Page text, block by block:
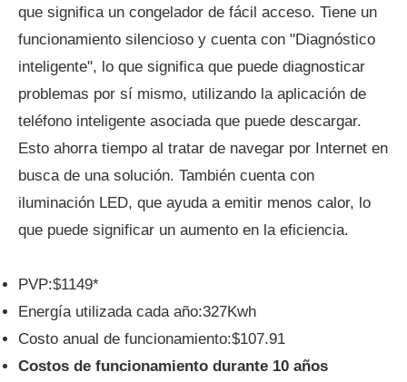
que significa un congelador de fácil acceso. Tiene un
funcionamiento silencioso y cuenta con "Diagnóstico
inteligente", lo que significa que puede diagnosticar
problemas por sí mismo, utilizando la aplicación de
teléfono inteligente asociada que puede descargar.
Esto ahorra tiempo al tratar de navegar por Internet en
busca de una solución. También cuenta con
iluminación LED, que ayuda a emitir menos calor, lo
que puede significar un aumento en la eficiencia.
PVP:$1149*
Energía utilizada cada año:327Kwh
Costo anual de funcionamiento:$107.91
Costos de funcionamiento durante 10 años